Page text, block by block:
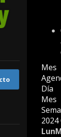
Mes
Día
Mes
2024
Lun